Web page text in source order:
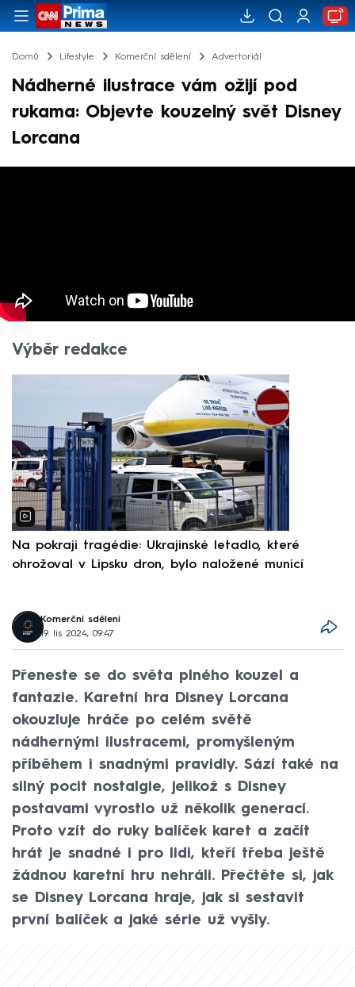
Domů Lifestyle Komerční sdělení Advertoriál
Nádherné ilustrace vám ožijí pod
rukama: Objevte kouzelný svět Disney
Lorcana
Výběr redakce
Na pokraji tragédie: Ukrajinské letadlo, které
ohrožoval v Lipsku dron, bylo naložené municí
Komerční sdělení
19. lis 2024, 09:47
Přeneste se do světa plného kouzel a
fantazie. Karetní hra Disney Lorcana
okouzluje hráče po celém světě
nádhernými ilustracemi, promyšleným
příběhem i snadnými pravidly. Sází také na
silný pocit nostalgie, jelikož s Disney
postavami vyrostlo už několik generací.
Proto vzít do ruky balíček karet a začít
hrát je snadné i pro lidi, kteří třeba ještě
žádnou karetní hru nehráli. Přečtěte si, jak
se Disney Lorcana hraje, jak si sestavit
první balíček a jaké série už vyšly.